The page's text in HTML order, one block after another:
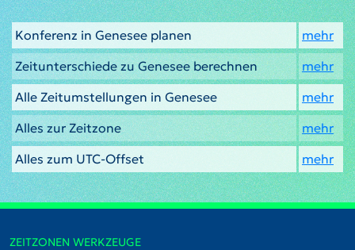
Konferenz in Genesee planen
mehr
Zeitunterschiede zu Genesee berechnen
mehr
Alle Zeitumstellungen in Genesee
mehr
Alles zur Zeitzone
mehr
Alles zum UTC-Offset
mehr
ZEITZONEN WERKZEUGE